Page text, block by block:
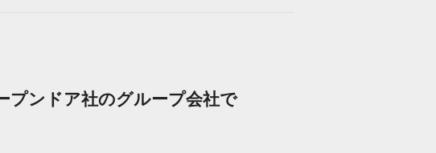
プンドア社のグループ会社で